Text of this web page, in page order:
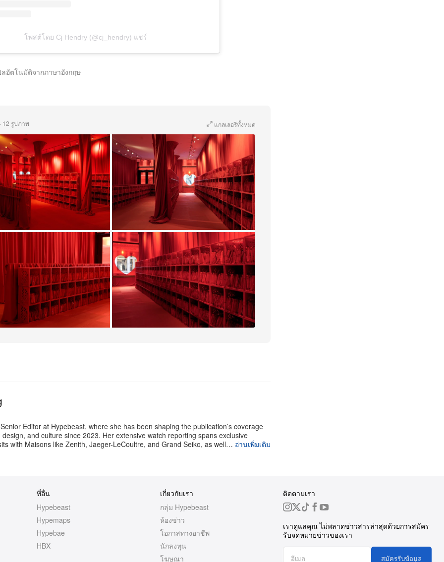
โพสต์โดย Cj Hendry (@cj_hendry) แชร์
อัตโนมัติจากภาษาอังกฤษ
· 12 รูปภาพ แกลเลอรีทั้งหมด
Editor at Hypebeast, where she has been shaping the publication’s coverage
and culture since 2023. Her extensive watch reporting spans exclusive
with Maisons like Zenith, Jaeger-LeCoultre, and Grand Seiko, as well… อ่านเพิ่มเติม
ที่อื่น
Hypebeast
Hypemaps
Hypebae
HBX
เกี่ยวกับเรา
กลุ่ม Hypebeast
ห้องข่าว
โอกาสทางอาชีพ
นักลงทุน
โฆษณา
ติดตามเรา
เราดูแลคุณ ไม่พลาดข่าวสารล่าสุดด้วยการสมัคร
รับจดหมายข่าวของเรา
สมัครรับข้อมูล